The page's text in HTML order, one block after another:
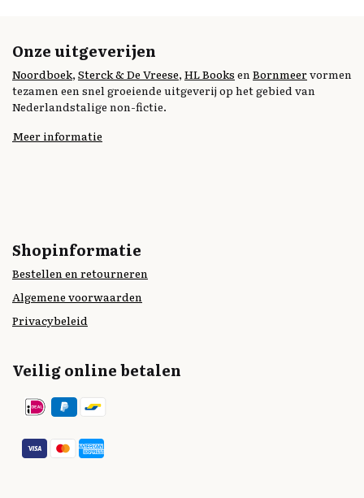
Onze uitgeverijen
Noordboek, Sterck & De Vreese, HL Books enBornmeervormen
tezamen een snel groeiende uitgeverij op het gebied van
Nederlandstalige non-fictie.
Meer informatie
Shopinformatie
Bestellen en retourneren
Algemene voorwaarden
Privacybeleid
Veilig online betalen